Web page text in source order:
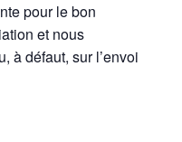
pour le bon
et nous
à défaut, sur l’envoi